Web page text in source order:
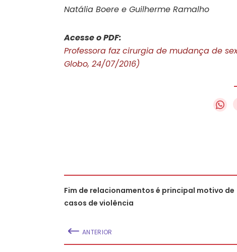
Natália Boere e Guilherme Ramalho
Acesse o PDF:
Professora faz cirurgia de mudança de
Globo, 24/07/2016)
Fim de relacionamentos é principal motivo de
casos de violência
ANTERIOR